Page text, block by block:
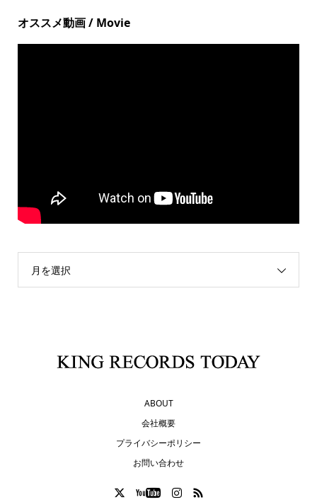
オススメ動画 / Movie
月を選択
ABOUT
会社概要
プライバシーポリシー
お問い合わせ